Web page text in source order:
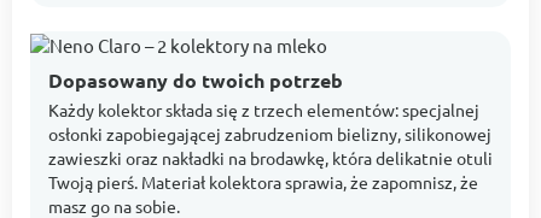
Dopasowany do twoich potrzeb
Każdy kolektor składa się z trzech elementów: specjalnej
osłonki zapobiegającej zabrudzeniom bielizny, silikonowej
zawieszki oraz nakładki na brodawkę, która delikatnie otuli
Twoją pierś. Materiał kolektora sprawia, że zapomnisz, że
masz go na sobie.